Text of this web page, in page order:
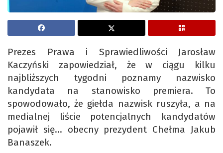
Prezes Prawa i Sprawiedliwości Jarosław
Kaczyński zapowiedział, że w ciągu kilku
najbliższych tygodni poznamy nazwisko
kandydata na stanowisko premiera. To
spowodowało, że giełda nazwisk ruszyła, a na
medialnej liście potencjalnych kandydatów
pojawił się… obecny prezydent Chełma Jakub
Banaszek.